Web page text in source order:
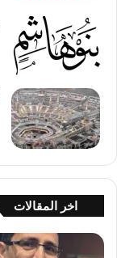
اخر المقالات